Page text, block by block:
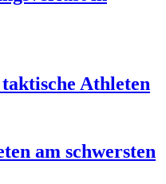
Athleten
am schwersten